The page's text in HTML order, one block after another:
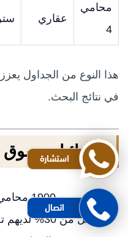
محامي
4
عقاري
هذا النوع من الجداول
في نتائج البحث.
إحصائيات سوق
أكثر من 1900 محامي مرخص في البحرين
أقل من 30% لديهم تخصص فعلي
اتصال
استشارة